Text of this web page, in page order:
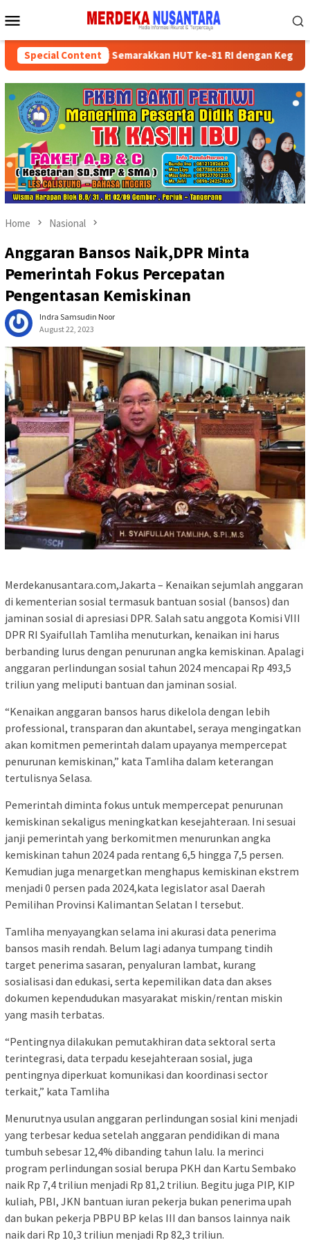
to
Menu
Special Content
Kader Partai Semarakkan HUT ke-81 RI dengan Kegiatan Sosial
Home Nasional
Anggaran Bansos Naik,DPR Minta
Pemerintah Fokus Percepatan
Pengentasan Kemiskinan
Indra Samsudin Noor
August 22, 2023
Merdekanusantara.com,Jakarta – Kenaikan sejumlah anggaran
di kementerian sosial termasuk bantuan sosial (bansos) dan
jaminan sosial di apresiasi DPR. Salah satu anggota Komisi VIII
DPR RI Syaifullah Tamliha menuturkan, kenaikan ini harus
berbanding lurus dengan penurunan angka kemiskinan. Apalagi
anggaran perlindungan sosial tahun 2024 mencapai Rp 493,5
triliun yang meliputi bantuan dan jaminan sosial.
“Kenaikan anggaran bansos harus dikelola dengan lebih
professional, transparan dan akuntabel, seraya mengingatkan
akan komitmen pemerintah dalam upayanya mempercepat
penurunan kemiskinan,” kata Tamliha dalam keterangan
tertulisnya Selasa.
Pemerintah diminta fokus untuk mempercepat penurunan
kemiskinan sekaligus meningkatkan kesejahteraan. Ini sesuai
janji pemerintah yang berkomitmen menurunkan angka
kemiskinan tahun 2024 pada rentang 6,5 hingga 7,5 persen.
Kemudian juga menargetkan menghapus kemiskinan ekstrem
menjadi 0 persen pada 2024,kata legislator asal Daerah
Pemilihan Provinsi Kalimantan Selatan I tersebut.
Tamliha menyayangkan selama ini akurasi data penerima
bansos masih rendah. Belum lagi adanya tumpang tindih
target penerima sasaran, penyaluran lambat, kurang
sosialisasi dan edukasi, serta kepemilikan data dan akses
dokumen kependudukan masyarakat miskin/rentan miskin
yang masih terbatas.
“Pentingnya dilakukan pemutakhiran data sektoral serta
terintegrasi, data terpadu kesejahteraan sosial, juga
pentingnya diperkuat komunikasi dan koordinasi sector
terkait,” kata Tamliha
Menurutnya usulan anggaran perlindungan sosial kini menjadi
yang terbesar kedua setelah anggaran pendidikan di mana
tumbuh sebesar 12,4% dibanding tahun lalu. Ia merinci
program perlindungan sosial berupa PKH dan Kartu Sembako
naik Rp 7,4 triliun menjadi Rp 81,2 triliun. Begitu juga PIP, KIP
kuliah, PBI, JKN bantuan iuran pekerja bukan penerima upah
dan bukan pekerja PBPU BP kelas III dan bansos lainnya naik
naik dari Rp 10,3 triliun menjadi Rp 82,3 triliun.